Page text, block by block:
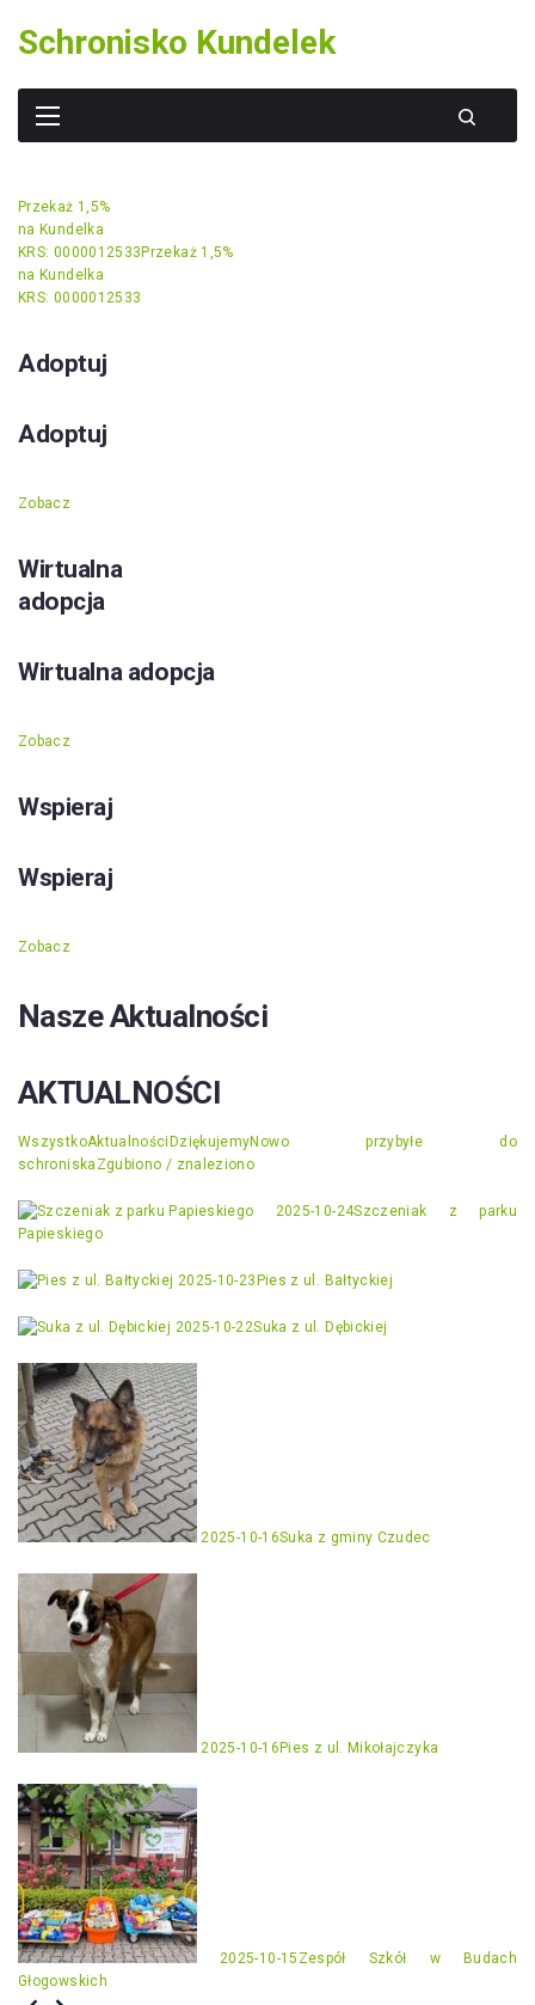
content
Schronisko Kundelek
Przekaż 1,5%
na Kundelka
KRS: 0000012533 Przekaż 1,5%
na Kundelka
KRS: 0000012533
Adoptuj
Adoptuj
Zobacz
Wirtualna
adopcja
Wirtualna adopcja
Zobacz
Wspieraj
Wspieraj
Zobacz
Nasze Aktualności
AKTUALNOŚCI
WszystkoAktualności DziękujemyNowo przybyłe do
schroniska Zgubiono / znaleziono
2025-10-24Szczeniak z parku
Papieskiego
2025-10-23 Pies z ul. Bałtyckiej
2025-10-22Suka z ul. Dębickiej
2025-10-16Suka z gminy Czudec
2025-10-16 Pies z ul. Mikołajczyka
2025-10-15 Zespół Szkół w Budach
Głogowskich